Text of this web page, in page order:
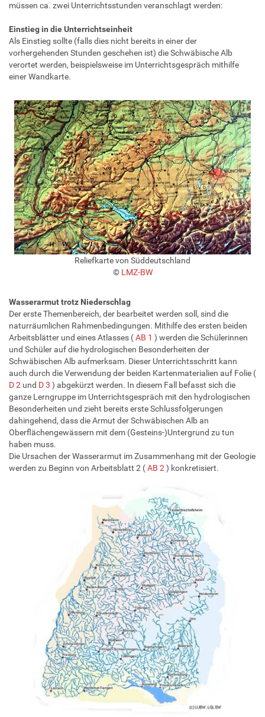
müssen ca. zwei Unterrichtsstunden veranschlagt werden:
Einstieg in die Unterrichtseinheit
Als Einstieg sollte (falls dies nicht bereits in einer der
vorhergehenden Stunden geschehen ist) die Schwäbische Alb
verortet werden, beispielsweise im Unterrichtsgespräch mithilfe
einer Wandkarte.
Reliefkarte von Süddeutschland
© LMZ-BW
Wasserarmut trotz Niederschlag
Der erste Themenbereich, der bearbeitet werden soll, sind die
naturräumlichen Rahmenbedingungen. Mithilfe des ersten beiden
Arbeitsblätter und eines Atlasses (AB 1 ) werden die Schülerinnen
und Schüler auf die hydrologischen Besonderheiten der
Schwäbischen Alb aufmerksam. Dieser Unterrichtsschritt kann
auch durch die Verwendung der beiden Kartenmaterialien auf Folie (
D 2 und D 3 ) abgekürzt werden. In diesem Fall befasst sich die
ganze Lerngruppe im Unterrichtsgespräch mit den hydrologischen
Besonderheiten und zieht bereits erste Schlussfolgerungen
dahingehend, dass die Armut der Schwäbischen Alb an
Oberflächengewässern mit dem (Gesteins-)Untergrund zu tun
haben muss.
Die Ursachen der Wasserarmut im Zusammenhang mit der Geologie
werden zu Beginn von Arbeitsblatt 2 (AB 2 ) konkretisiert.